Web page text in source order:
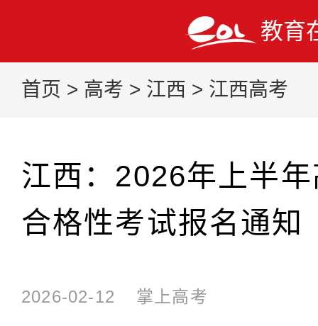
教育
首页 > 高考 > 江西 > 江西高考
江西：2026年上半
合格性考试报名通知
2026-02-12 掌上高考